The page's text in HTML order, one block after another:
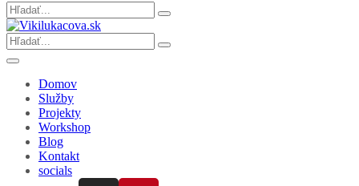
Search
for:
Search
for:
Domov
Služby
Projekty
Workshop
Blog
Kontakt
socials